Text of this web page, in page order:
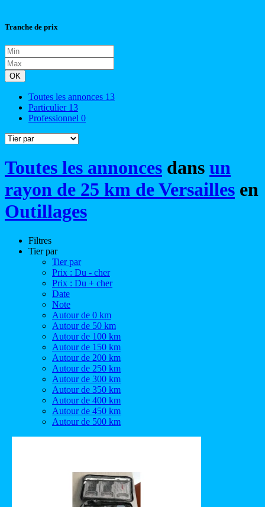
Tranche de prix
OK
Toutes les annonces 13
Particulier 13
Professionnel 0
Toutes les annonces dans un
rayon de 25 km de Versailles en
Outillages
Filtres
Tier par
Tier par
Prix : Du - cher
Prix : Du + cher
Date
Note
Autour de 0 km
Autour de 50 km
Autour de 100 km
Autour de 150 km
Autour de 200 km
Autour de 250 km
Autour de 300 km
Autour de 350 km
Autour de 400 km
Autour de 450 km
Autour de 500 km